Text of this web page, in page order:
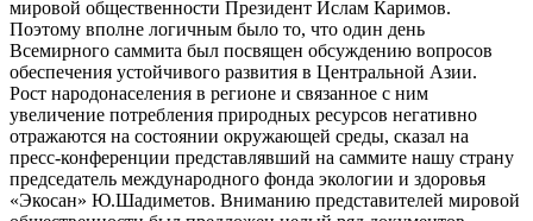
мировой общественности Президент Ислам Каримов.
Поэтому вполне логичным было то, что один день
Всемирного саммита был посвящен обсуждению вопросов
обеспечения устойчивого развития в Центральной Азии.
Рост народонаселения в регионе и связанное с ним
увеличение потребления природных ресурсов негативно
отражаются на состоянии окружающей среды, сказал на
пресс-конференции представлявший на саммите нашу страну
председатель международного фонда экологии и здоровья
«Экосан» Ю.Шадиметов. Вниманию представителей мировой